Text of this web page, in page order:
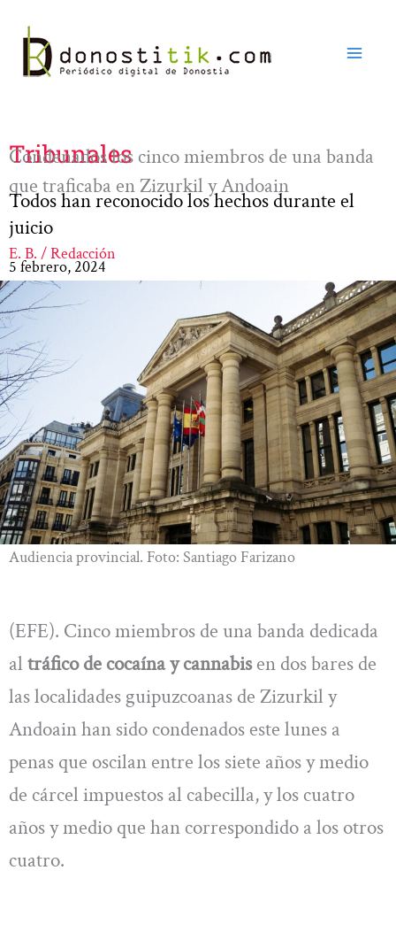
contenido
Tribunales
Condenados los cinco miembros de una banda
que traficaba en Zizurkil y Andoain
Todos han reconocido los hechos durante el
juicio
E. B. / Redacción
5 febrero, 2024
Audiencia provincial. Foto: Santiago Farizano
(EFE). Cinco miembros de una banda dedicada
al tráfico de cocaína y cannabisen dos bares de
las localidades guipuzcoanas de Zizurkil y
Andoain han sido condenados este lunes a
penas que oscilan entre los siete años y medio
de cárcel impuestos al cabecilla, y los cuatro
años y medio que han correspondido a los otros
cuatro.